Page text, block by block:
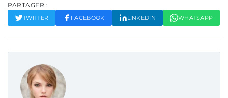
PARTAGER :
TWITTER FACEBOOK LINKEDIN WHATSAPP